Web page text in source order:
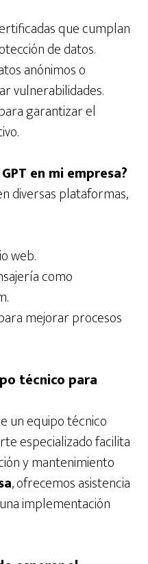
que cumplan
de datos.
anónimos o
vulnerabilidades.
garantizar el
en mi empresa?
diversas plataformas,
web.
como
mejorar procesos
técnico para
un equipo técnico
especializado facilita
y mantenimiento
, ofrecemos asistencia
implementación